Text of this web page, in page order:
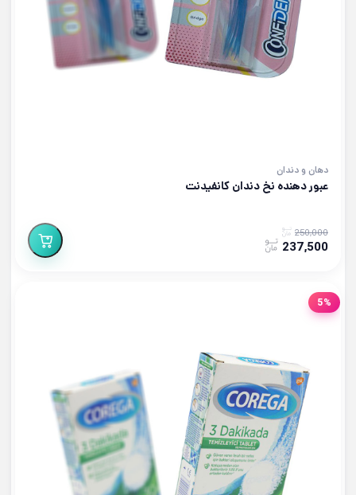
دهان و دندان
عبور دهنده نخ دندان کانفیدنت
250,000
237,500
5%